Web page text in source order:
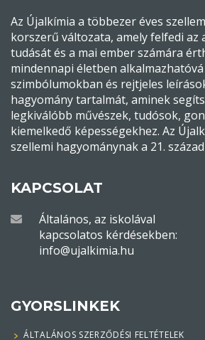
Az Újalkímia a többezer éves
korszerű változata, amely felfedi az
tudását és a mai ember számára
mindennapi életben
szimbólumokban és rejtjeles
hagyomány tartalmát, aminek
legkiválóbb művészek, tudósok,
kiemelkedő képességekhez. Az
szellemi hagyománynak a 21.
KAPCSOLAT
Általános, az iskolával
kapcsolatos kérdésekben:
info@ujalkimia.hu
GYORSLINKEK
ÁLTALÁNOS SZERZŐDÉSI FELTÉTELEK